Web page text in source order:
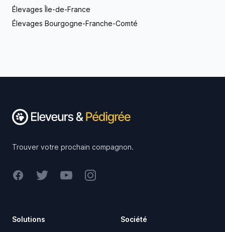
Élevages Île-de-France
Élevages Bourgogne-Franche-Comté
Trouver votre prochain compagnon.
FacebookTwitterYoutubeInstagram
Solutions Société